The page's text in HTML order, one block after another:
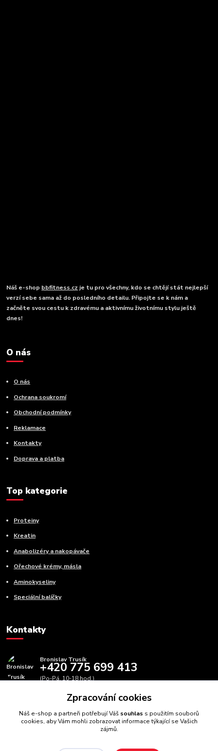
Náš e-shop bbfitness.cz je tu pro všechny, kdo se chtějí stát nejlepší
verzí sebe sama až do posledního detailu. Připojte se k nám a
začněte svou cestu k zdravému a aktivnímu životnímu stylu ještě
dnes!
O nás
O nás
Ochrana soukromí
Obchodní podmínky
Reklamace
Kontakty
Doprava a platba
Top kategorie
Proteiny
Kreatin
Anabolizéry a nakopávače
Ořechové krémy, másla
Aminokyseliny
Speciální balíčky
Kontakty
Bronislav Trusík
+420 775 699 413
(Po-Pá, 10-18 hod.)
info@bbfitness.czZpracování cookies
Náš e-shop a partneři potřebují Váš souhlas s použitím souborů
cookies, aby Vám mohli zobrazovat informace týkající se Vašich
zájmů.